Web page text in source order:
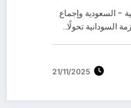
- السعودية وإجماع
السودانية تحولًا…
21/11/2025